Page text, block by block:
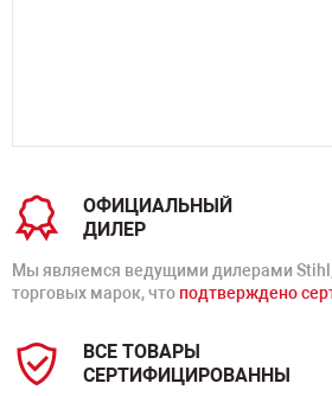
ОФИЦИАЛЬНЫЙ
ДИЛЕР
Мы являемся ведущими дилерами Stihl,
торговых марок, что подтверждено
ВСЕ ТОВАРЫ
СЕРТИФИЦИРОВАННЫ